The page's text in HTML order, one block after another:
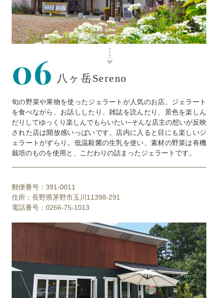
06 八ヶ岳Sereno
旬の野菜や果物を使ったジェラートが人気のお店。ジェラート
を食べながら、お話ししたり、雑誌を読んだり、景色を楽しん
だりしてゆっくり楽しんでもらいたい−そんな店主の想いが反映
された店は開放感いっぱいです。店内に入ると目にも楽しいジ
ェラートがずらり。低温殺菌の生乳を使い、素材の野菜は有機
栽培のものを使用と、こだわりの詰まったジェラートです。
郵便番号：391-0011
住所：長野県茅野市玉川11398-291
電話番号：0266-75-1013